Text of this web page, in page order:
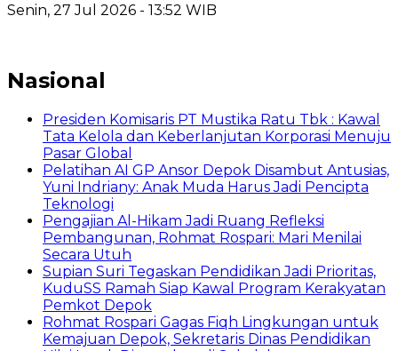
Senin, 27 Jul 2026 - 13:52 WIB
Nasional
Presiden Komisaris PT Mustika Ratu Tbk : Kawal
Tata Kelola dan Keberlanjutan Korporasi Menuju
Pasar Global
Pelatihan AI GP Ansor Depok Disambut Antusias,
Yuni Indriany: Anak Muda Harus Jadi Pencipta
Teknologi
Pengajian Al-Hikam Jadi Ruang Refleksi
Pembangunan, Rohmat Rospari: Mari Menilai
Secara Utuh
Supian Suri Tegaskan Pendidikan Jadi Prioritas,
KuduSS Ramah Siap Kawal Program Kerakyatan
Pemkot Depok
Rohmat Rospari Gagas Fiqh Lingkungan untuk
Kemajuan Depok, Sekretaris Dinas Pendidikan